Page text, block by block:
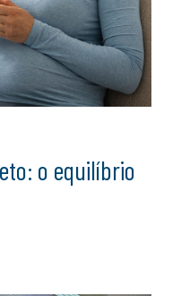
o equilíbrio